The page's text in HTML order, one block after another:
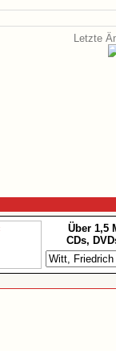
Letzte
Über 1,5
CDs,